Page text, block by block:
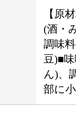
【原
(酒・
調味
豆)■
ん)、
部に